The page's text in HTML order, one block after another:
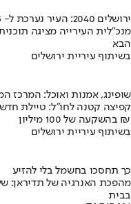
ירושלים 2040: העיר נערכת ל- 1.5 מליון תושבים
מנכ"לית העירייה מציגה
הבא
בשיתוף עיריית ירושלים
שופינג, אמנות ואוכל:
קפיצה קטנה לחו"ל: טיילת
בהשקעה של 100 מיליון ₪
בשיתוף עיריית ירושלים
כך תחסכו בחשמל בלי להזיע
מהפכת האנרגיה של תדיראן:
בבית